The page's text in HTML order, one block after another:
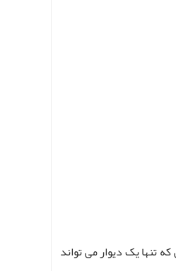
تنها یک دیوار می ‌تواند